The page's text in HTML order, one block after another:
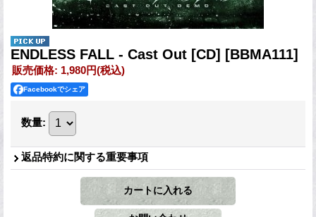
ENDLESS FALL - Cast Out [CD] [BBMA111]
販売価格: 1,980円(税込)
Facebookでシェア
数量:
返品特約に関する重要事項